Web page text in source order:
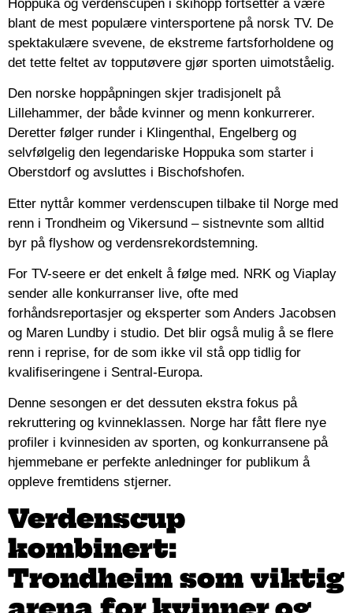
Hoppuka og verdenscupen i skihopp fortsetter å være
blant de mest populære vintersportene på norsk TV. De
spektakulære svevene, de ekstreme fartsforholdene og
det tette feltet av topputøvere gjør sporten uimotståelig.
Den norske hoppåpningen skjer tradisjonelt på
Lillehammer, der både kvinner og menn konkurrerer.
Deretter følger runder i Klingenthal, Engelberg og
selvfølgelig den legendariske Hoppuka som starter i
Oberstdorf og avsluttes i Bischofshofen.
Etter nyttår kommer verdenscupen tilbake til Norge med
renn i Trondheim og Vikersund – sistnevnte som alltid
byr på flyshow og verdensrekordstemning.
For TV-seere er det enkelt å følge med. NRK og Viaplay
sender alle konkurranser live, ofte med
forhåndsreportasjer og eksperter som Anders Jacobsen
og Maren Lundby i studio. Det blir også mulig å se flere
renn i reprise, for de som ikke vil stå opp tidlig for
kvalifiseringene i Sentral-Europa.
Denne sesongen er det dessuten ekstra fokus på
rekruttering og kvinneklassen. Norge har fått flere nye
profiler i kvinnesiden av sporten, og konkurransene på
hjemmebane er perfekte anledninger for publikum å
oppleve fremtidens stjerner.
Verdenscup
kombinert:
Trondheim som viktig